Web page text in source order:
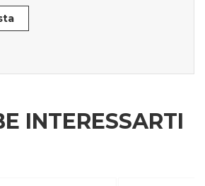
INTERESSARTI